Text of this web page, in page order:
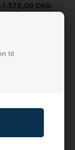
til
1.375,00 DKK